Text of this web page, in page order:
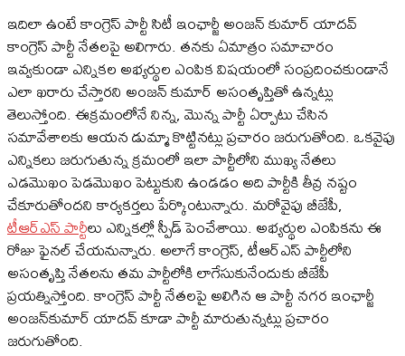
ఇదిలా ఉంటే కాంగ్రెస్ పార్టీ సిటీ ఇంఛార్జీ అంజ‌న్ కుమార్ యాదవ్
కాంగ్రెస్ పార్టీ నేత‌ల‌పై అలిగారు. త‌న‌కు ఏమాత్రం స‌మాచారం
ఇవ్వ‌కుండా ఎన్నిక‌ల అభ్య‌ర్థుల ఎంపిక విష‌యంలో సంప్ర‌దించ‌కుండానే
ఎలా ఖ‌రారు చేస్తార‌ని అంజ‌న్ కుమార్ అసంతృప్తితో ఉన్న‌ట్లు
తెలుస్తోంది. ఈక్ర‌మంలోనే నిన్న‌, మొన్న‌ పార్టీ ఏర్పాటు చేసిన
స‌మావేశాల‌కు ఆయ‌న డుమ్మా కొట్టిన‌ట్లు ప్ర‌చారం జ‌రుగుతోంది. ఒక‌వైపు
ఎన్నిక‌లు జ‌రుగుతున్న క్ర‌మంలో ఇలా పార్టీలోని ముఖ్య నేత‌లు
ఎడ‌మొఖం పెడమొఖం పెట్టుకుని ఉండ‌డం అది పార్టీకి తీవ్ర న‌ష్టం
చేకూరుతోంద‌ని కార్య‌క‌ర్త‌లు పేర్కొంటున్నారు. మ‌రోవైపు బీజేపీ,
టీఆర్ఎస్ పార్టీలు ఎన్నిక‌ల్లో స్పీడ్ పెంచేశాయి. అభ్య‌ర్థుల ఎంపిక‌ను ఈ
రోజు ఫైన‌ల్ చేయ‌నున్నారు. అలాగే కాంగ్రెస్‌, టీఆర్ఎస్ పార్టీలోని
అసంతృప్తి నేత‌ల‌ను త‌మ పార్టీలోకి లాగేసుకునేందుకు బీజేపీ
ప్ర‌య‌త్నిస్తోంది. కాంగ్రెస్ పార్టీ నేత‌ల‌పై అలిగిన ఆ పార్టీ న‌గ‌ర ఇంఛార్జీ
అంజ‌న్‌కుమార్ యాద‌వ్ కూడా పార్టీ మారుతున్న‌ట్లు ప్ర‌చారం
జ‌రుగుతోంది.